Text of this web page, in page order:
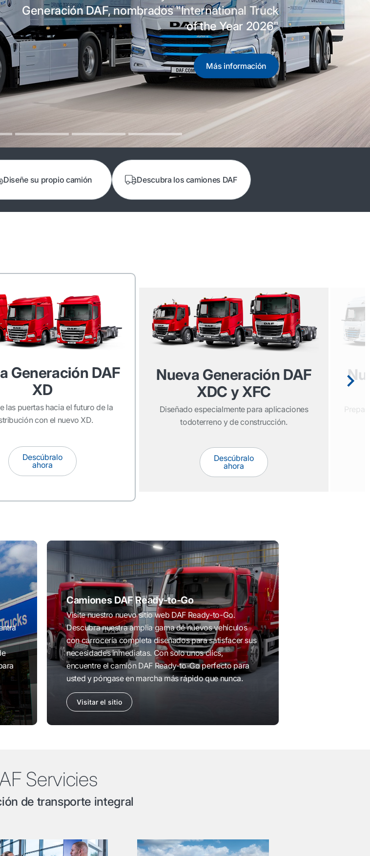
Generación DAF, nombrados "International Truck
of the Year 2026"
Más información
Diseñe su propio camión Descubra los camiones DAF
Generación DAF
XD
las puertas hacia el futuro de la
con el nuevo XD.
Descúbralo
ahora
Nueva Generación DAF
XDC y XFC
Diseñado especialmente para aplicaciones
todoterreno y de construcción.
Descúbralo
ahora
Camiones DAF Ready-to-Go
Visite nuestro nuevo sitio web DAF Ready-to-Go.
Descubra nuestra amplia gama de nuevos vehículos
con carrocería completa diseñados para satisfacer sus
necesidades inmediatas. Con solo unos clics,
encuentre el camión DAF Ready-to-Go perfecto para
usted y póngase en marcha más rápido que nunca.
Visitar el sitio
Servicies
de transporte integral